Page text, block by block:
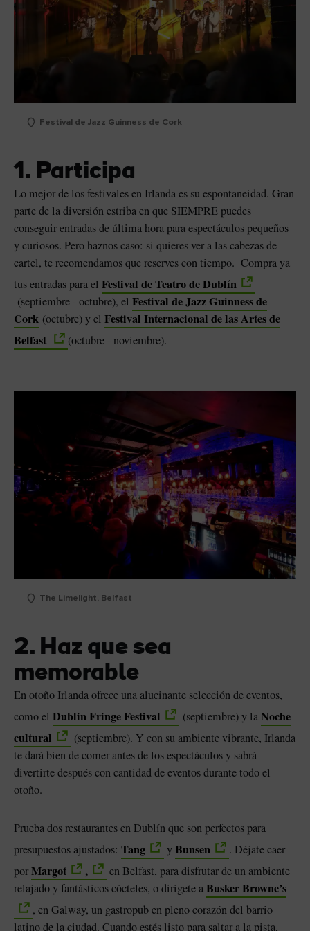
Festival de Jazz Guinness de Cork
1. Participa
Lo mejor de los festivales en Irlanda es su espontaneidad. Gran
parte de la diversión estriba en que SIEMPRE puedes
conseguir entradas de última hora para espectáculos pequeños
y curiosos. Pero haznos caso: si quieres ver a las cabezas de
cartel, te recomendamos que reserves con tiempo. Compra ya
tus entradas para el Festival de Teatro de Dublín
(septiembre - octubre), el Festival de Jazz Guinness de
Cork (octubre) y el Festival Internacional de las Artes de
Belfast
(octubre - noviembre).
The Limelight, Belfast
2. Haz que sea
memorable
En otoño Irlanda ofrece una alucinante selección de eventos,
como el Dublin Fringe Festival (septiembre) y laNoche
cultural
(septiembre). Y con su ambiente vibrante, Irlanda
te dará bien de comer antes de los espectáculos y sabrá
divertirte después con cantidad de eventos durante todo el
otoño.
Prueba dos restaurantes en Dublín que son perfectos para
presupuestos ajustados: Tang yBunsen
. Déjate caer
porMargot ,
en Belfast, para disfrutar de un ambiente
relajado y fantásticos cócteles, o dirígete aBusker Browne’s
, en Galway, un gastropub en pleno corazón del barrio
latino de la ciudad. Cuando estés listo para saltar a la pista,